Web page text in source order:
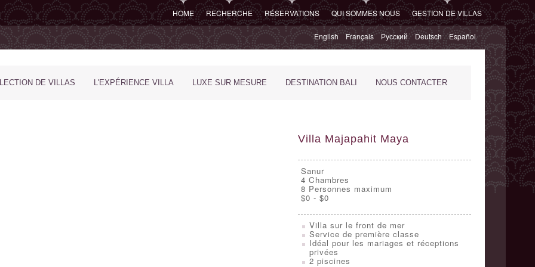
HOME RECHERCHE RÉSERVATIONS QUI SOMMES NOUS GESTION DE VILLAS
English Français Русский Deutsch Español
DE VILLAS L'EXPÉRIENCE VILLA LUXE SUR MESURE DESTINATION BALI NOUS CONTACTER
Villa Majapahit Maya
Sanur
4 Chambres
8 Personnes maximum
$0 - $0
Villa sur le front de mer
Service de première classe
Idéal pour les mariages et réceptions
privées
2 piscines